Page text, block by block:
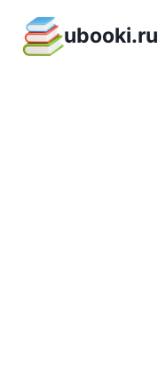
содержимому
ubooki.ru